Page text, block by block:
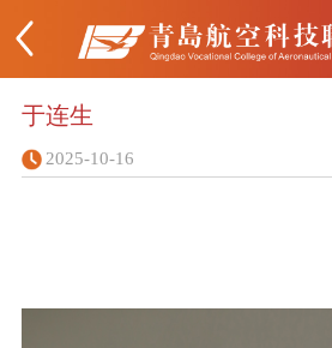
于连生
2025-10-16